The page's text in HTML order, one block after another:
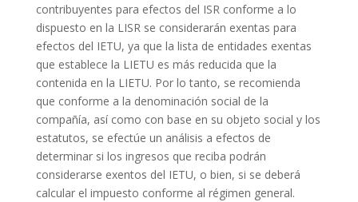
contribuyentes para efectos del ISR conforme a lo
dispuesto en la LISR se considerarán exentas para
efectos del IETU, ya que la lista de entidades exentas
que establece la LIETU es más reducida que la
contenida en la LIETU. Por lo tanto, se recomienda
que conforme a la denominación social de la
compañía, así como con base en su objeto social y los
estatutos, se efectúe un análisis a efectos de
determinar si los ingresos que reciba podrán
considerarse exentos del IETU, o bien, si se deberá
calcular el impuesto conforme al régimen general.